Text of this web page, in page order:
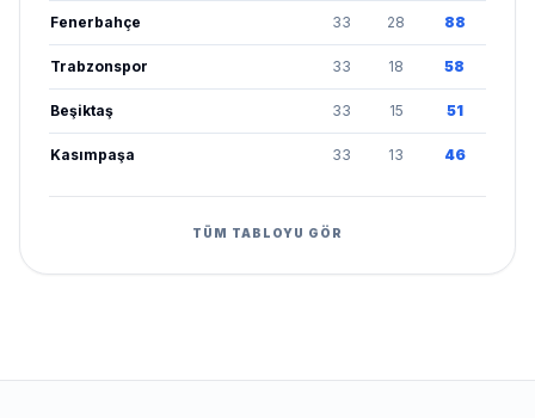
Fenerbahçe 33 28 88
Trabzonspor 33 18 58
Beşiktaş 33 15 51
Kasımpaşa 33 13 46
TÜM TABLOYU GÖR